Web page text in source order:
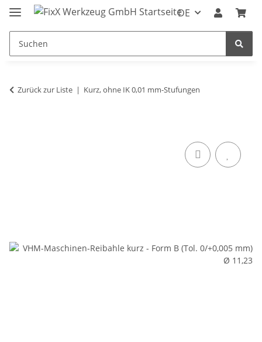
DE
Zurück zur Liste Kurz, ohne IK 0,01 mm-Stufungen